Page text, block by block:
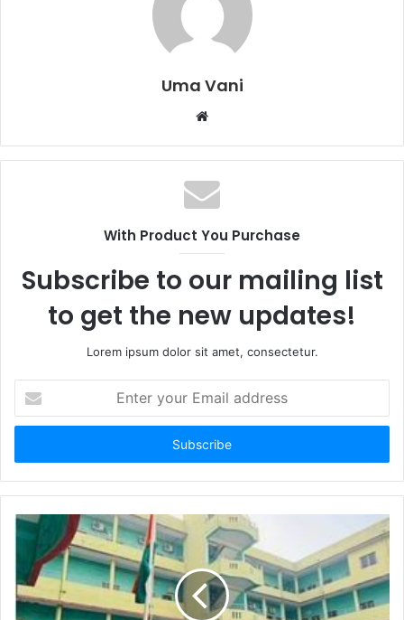
Uma Vani
Website
With Product You Purchase
Subscribe to our mailing list
to get the new updates!
Lorem ipsum dolor sit amet, consectetur.
your
Email